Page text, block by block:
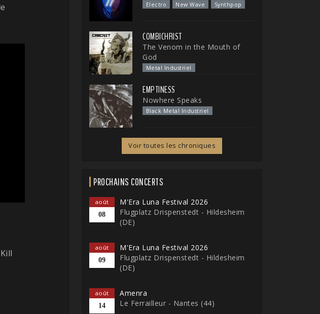
Electro New Wave Synthpop
COMBICHRIST
The Venom in the Mouth of
God
Metal Industriel
EMPTINESS
Nowhere Speaks
Black Metal Industriel
Voir toutes les chroniques
PROCHAINS CONCERTS
août
08
M'Era Luna Festival 2026
Flugplatz Drispenstedt - Hildesheim
(DE)
août
09
M'Era Luna Festival 2026
Flugplatz Drispenstedt - Hildesheim
(DE)
août
14
Amenra
Le Ferrailleur - Nantes (44)